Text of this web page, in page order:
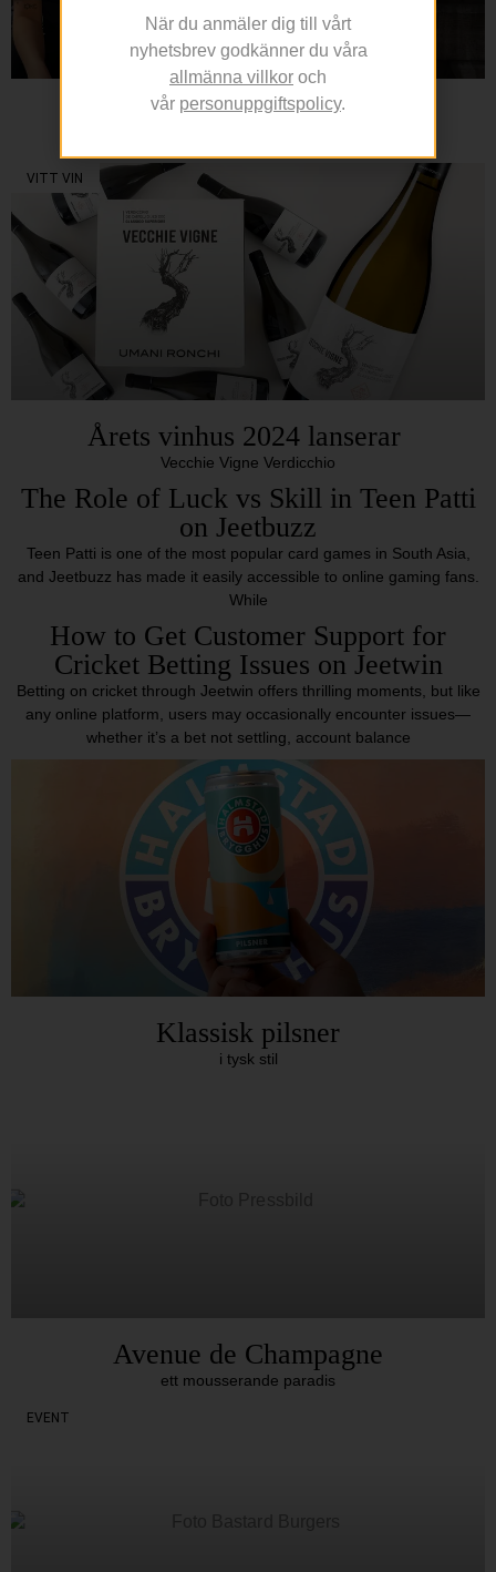
JUNO
VITT VIN
Årets vinhus 2024 lanserar
Vecchie Vigne Verdicchio
The Role of Luck vs Skill in Teen Patti
on Jeetbuzz
Teen Patti is one of the most popular card games in South Asia,
and Jeetbuzz has made it easily accessible to online gaming fans.
While
How to Get Customer Support for
Cricket Betting Issues on Jeetwin
Betting on cricket through Jeetwin offers thrilling moments, but like
any online platform, users may occasionally encounter issues—
whether it’s a bet not settling, account balance
Klassisk pilsner
i tysk stil
Avenue de Champagne
ett mousserande paradis
EVENT
När du anmäler dig till vårt
nyhetsbrev godkänner du våra
allmänna villkor och
vår personuppgiftspolicy.